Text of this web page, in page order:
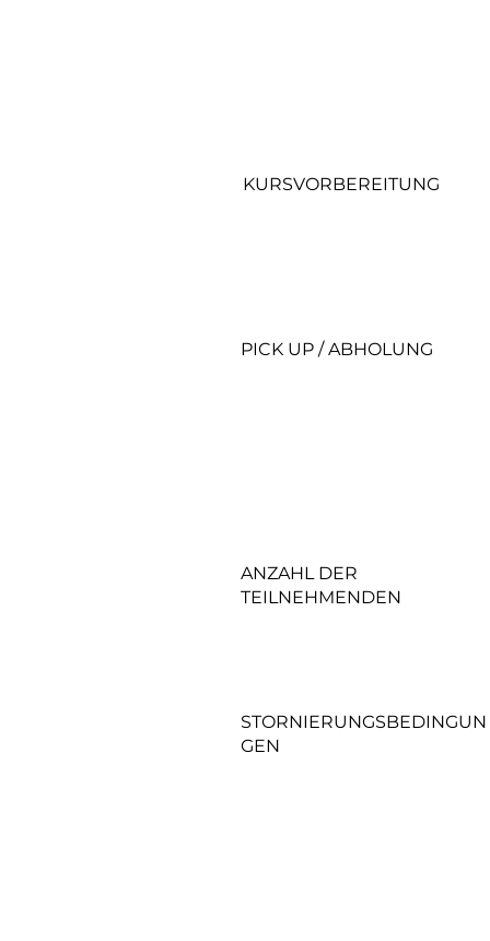
KURSVORBEREITUNG
PICK UP / ABHOLUNG
ANZAHL DER
TEILNEHMENDEN
STORNIERUNGSBEDINGUN
GEN